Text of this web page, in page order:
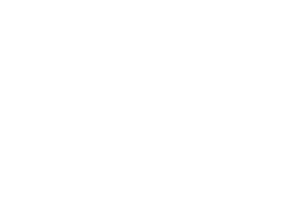
e Gravação